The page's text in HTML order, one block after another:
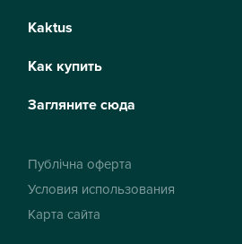
Kaktus
Как купить
Загляните сюда
Публічна оферта
Условия использования
Карта сайта